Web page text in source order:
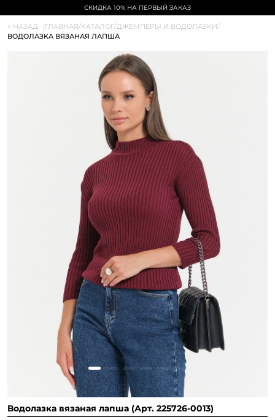
СКИДКА 10% НА ПЕРВЫЙ ЗАКАЗ
< НАЗАД |ГЛАВНАЯ/КАТАЛОГ/ДЖЕМПЕРЫ И ВОДОЛАЗКИ/
ВОДОЛАЗКА ВЯЗАНАЯ ЛАПША
Водолазка вязаная лапша (Арт. 225726-0013)